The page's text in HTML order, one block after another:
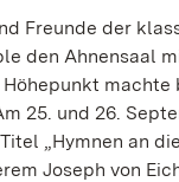
Freunde der
den Ahnensaal
machte
25. und 26.
„Hymnen an
Joseph von